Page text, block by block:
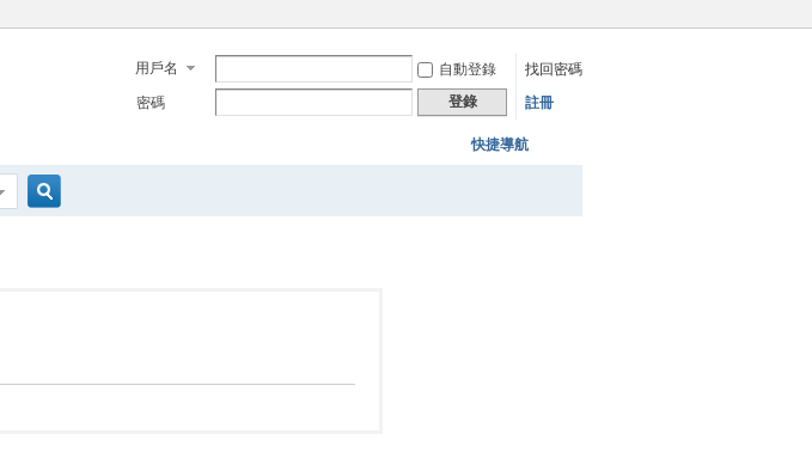
用戶名 自動登錄
找回密碼
密碼
登錄 註冊
快捷導航